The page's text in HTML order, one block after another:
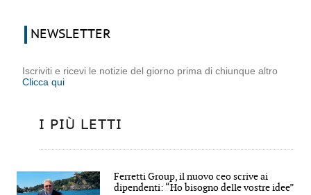
NEWSLETTER
Iscriviti e ricevi le notizie del giorno prima di chiunque altro
Clicca qui
I PIÙ LETTI
Ferretti Group, il nuovo ceo scrive ai
dipendenti: “Ho bisogno delle vostre idee”